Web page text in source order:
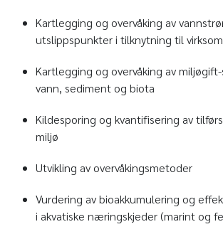
Kartlegging og overvåking av
utslippspunkter i tilknytning til
Kartlegging og overvåking av
vann, sediment og biota
Kildesporing og kvantifisering av
miljø
Utvikling av overvåkingsmetoder
Vurdering av bioakkumulering og
i akvatiske næringskjeder (marint og